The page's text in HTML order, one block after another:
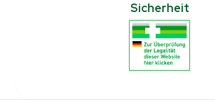
Sicherheit